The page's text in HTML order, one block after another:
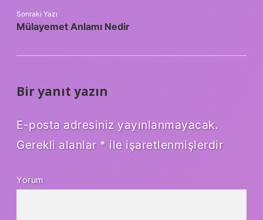
Sonraki Yazı
Mülayemet Anlamı Nedir
Bir yanıt yazın
E-posta adresiniz yayınlanmayacak.
Gerekli alanlar * ile işaretlenmişlerdir
Yorum